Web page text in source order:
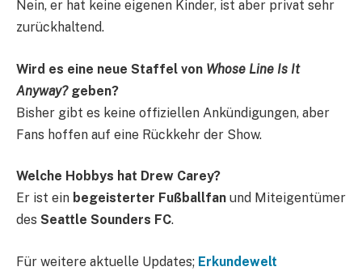
Nein, er hat keine eigenen Kinder, ist aber privat sehr
zurückhaltend.
Wird es eine neue Staffel von Whose Line Is It
Anyway?geben?
Bisher gibt es keine offiziellen Ankündigungen, aber
Fans hoffen auf eine Rückkehr der Show.
Welche Hobbys hat Drew Carey?
Er ist ein begeisterter Fußballfan und Miteigentümer
des Seattle Sounders FC.
Für weitere aktuelle Updates; Erkundewelt